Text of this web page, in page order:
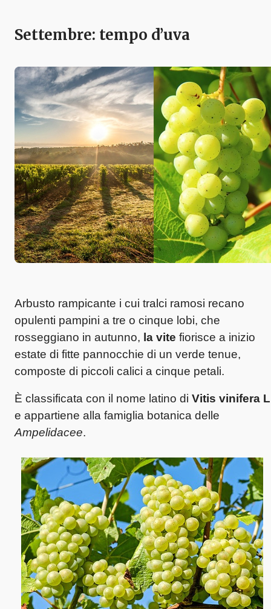
Settembre: tempo d’uva
Arbusto rampicante i cui tralci ramosi recano
opulenti pampini a tre o cinque lobi, che
rosseggiano in autunno, la vite fiorisce a inizio
estate di fitte pannocchie di un verde tenue,
composte di piccoli calici a cinque petali.
È classificata con il nome latino di Vitis vinifera
e appartiene alla famiglia botanica delle
Ampelidacee.